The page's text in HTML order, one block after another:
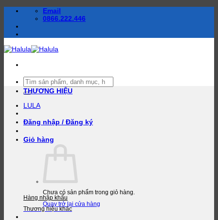
dung
Email
0866.222.446
Tìm
kiếm:
LULA
Đăng nhập / Đăng ký
Giỏ hàng
Chưa có sản phẩm trong giỏ hàng.
Quay trở lại cửa hàng
THƯƠNG HIỆU
Hàng nhập khẩu
Thương hiệu khác